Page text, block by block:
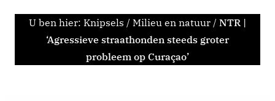
U ben hier: Knipsels / Milieu en natuur / NTR |
‘Agressieve straathonden steeds groter
probleem op Curaçao’